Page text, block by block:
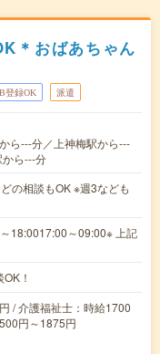
＊おばあちゃん
登録OK 派遣
ら---分／上神梅駅から---
ら---分
の相談もOK ※週3なども
18:0017:00～09:00※ 上記
！
/ 介護福祉士：時給1700
円～1875円